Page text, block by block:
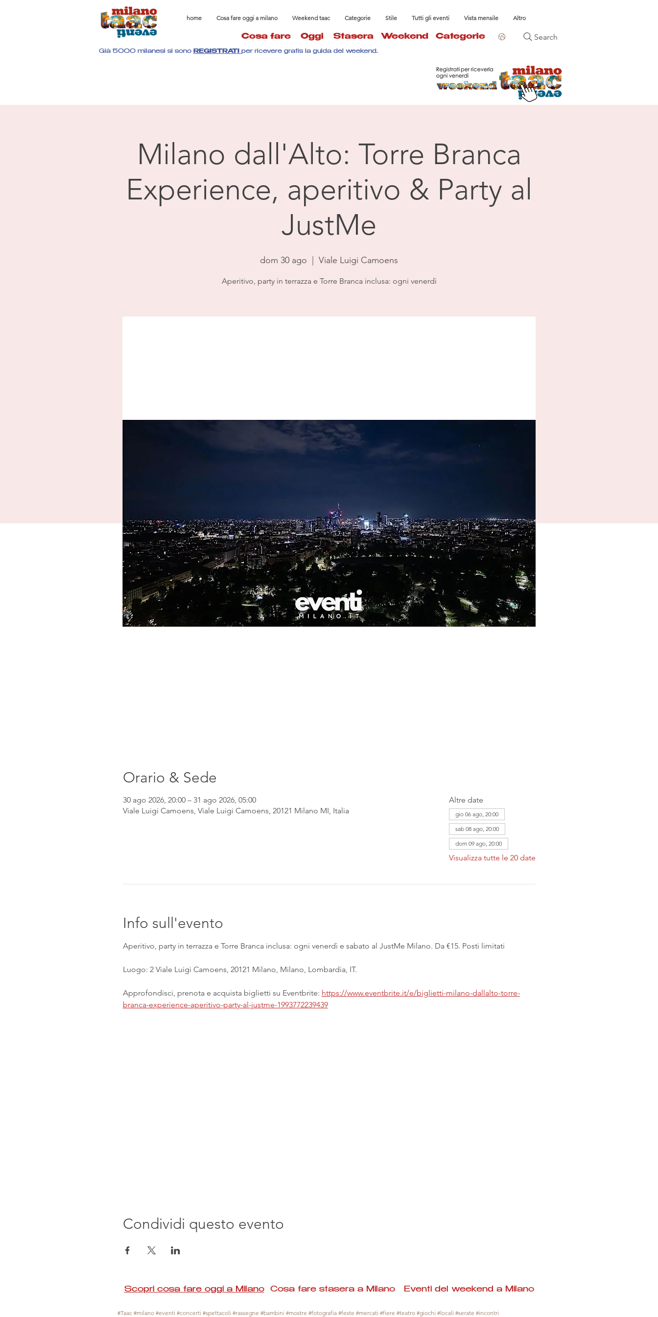
home Cosa fare oggi a milano Weekend taac Categorie Stile Tutti gli eventi Vista mensile Altro
Cosa fare Oggi Stasera Weekend Categorie Search
Già 5000 milanesi si sono REGISTRATI per ricevere gratis la guida del weekend.
Milano dall'Alto: Torre Branca
Experience, aperitivo & Party al
JustMe
dom 30 ago Viale Luigi Camoens
Aperitivo, party in terrazza e Torre Branca inclusa: ogni venerdì
Orario & Sede
30 ago 2026, 20:00 – 31 ago 2026, 05:00
Viale Luigi Camoens, Viale Luigi Camoens, 20121 Milano MI, Italia
Altre date
gio 06 ago, 20:00
sab 08 ago, 20:00
dom 09 ago, 20:00
Visualizza tutte le 20 date
Info sull'evento
Aperitivo, party in terrazza e Torre Branca inclusa: ogni venerdì e sabato al JustMe Milano. Da €15. Posti limitati
Luogo: 2 Viale Luigi Camoens, 20121 Milano, Milano, Lombardia, IT.
Approfondisci, prenota e acquista biglietti su Eventbrite: https://www.eventbrite.it/e/biglietti-milano-dallalto-torre-
branca-experience-aperitivo-party-al-justme-1993772239439
Condividi questo evento
Scopri cosa fare oggi a MilanoCosa fare stasera a Milano Eventi del weekend a Milano
#Taac #milano #eventi #concerti #spettacoli #rassegne #bambini #mostre #fotografia #feste #mercati #fiere #teatro #giochi #locali #serate #incontri